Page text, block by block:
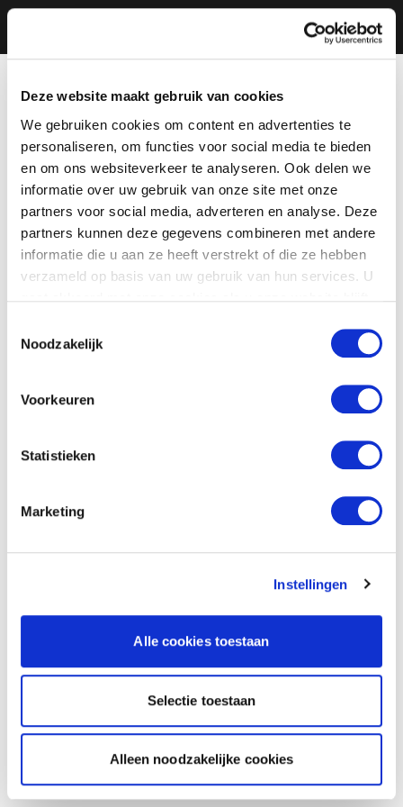
Deze website maakt gebruik van cookies
We gebruiken cookies om content en advertenties te
personaliseren, om functies voor social media te bieden
en om ons websiteverkeer te analyseren. Ook delen we
informatie over uw gebruik van onze site met onze
partners voor social media, adverteren en analyse. Deze
partners kunnen deze gegevens combineren met andere
informatie die u aan ze heeft verstrekt of die ze hebben
verzameld op basis van uw gebruik van hun services. U
Noodzakelijk
Voorkeuren
Statistieken
Marketing
Instellingen
Alle cookies toestaan
Selectie toestaan
Alleen noodzakelijke cookies